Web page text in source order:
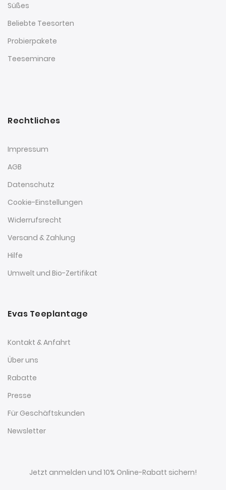
Süßes
Beliebte Teesorten
Probierpakete
Teeseminare
Rechtliches
Impressum
AGB
Datenschutz
Cookie-Einstellungen
Widerrufsrecht
Versand & Zahlung
Hilfe
Umwelt und Bio-Zertifikat
Evas Teeplantage
Kontakt & Anfahrt
Über uns
Rabatte
Presse
Für Geschäftskunden
Newsletter
Jetzt anmelden und 10% Online-Rabatt sichern!